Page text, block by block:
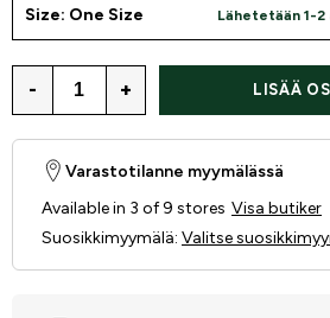
Size: One Size Lähetetään 1-2
- + LISÄÄ
Varastotilanne myymälässä
Available in 3 of 9 stores Visa butiker
Suosikkimyymälä: Valitse